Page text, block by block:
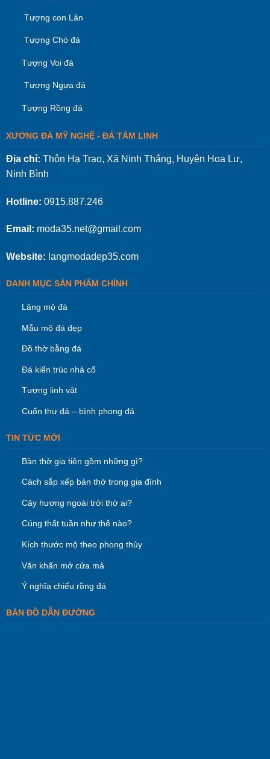
Tượng con Lân
Tượng Chó đá
Tượng Voi đá
Tượng Ngựa đá
Tượng Rồng đá
XƯỞNG ĐÁ MỸ NGHỆ - ĐÁ TÂM LINH
Địa chỉ: Thôn Hạ Trạo, Xã Ninh Thắng, Huyện Hoa Lư,
Ninh Bình
Hotline: 0915.887.246
Email: moda35.net@gmail.com
Website: langmodadep35.com
DANH MỤC SẢN PHẨM CHÍNH
Lăng mộ đá
Mẫu mộ đá đẹp
Đồ thờ bằng đá
Đá kiến trúc nhà cổ
Tượng linh vật
Cuốn thư đá – bình phong đá
TIN TỨC MỚI
Bàn thờ gia tiên gồm những gì?
Cách sắp xếp bàn thờ trong gia đình
Cây hương ngoài trời thờ ai?
Cúng thất tuần như thế nào?
Kích thước mộ theo phong thủy
Văn khấn mở cửa mả
Ý nghĩa chiếu rồng đá
BẢN ĐỒ DẪN ĐƯỜNG